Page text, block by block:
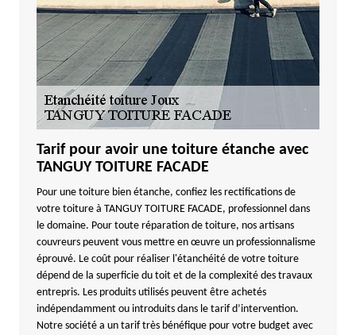
Tarif pour avoir une toiture étanche avec
TANGUY TOITURE FACADE
Pour une toiture bien étanche, confiez les rectifications de
votre toiture à TANGUY TOITURE FACADE, professionnel dans
le domaine. Pour toute réparation de toiture, nos artisans
couvreurs peuvent vous mettre en œuvre un professionnalisme
éprouvé. Le coût pour réaliser l'étanchéité de votre toiture
dépend de la superficie du toit et de la complexité des travaux
entrepris. Les produits utilisés peuvent être achetés
indépendamment ou introduits dans le tarif d’intervention.
Notre société a un tarif très bénéfique pour votre budget avec